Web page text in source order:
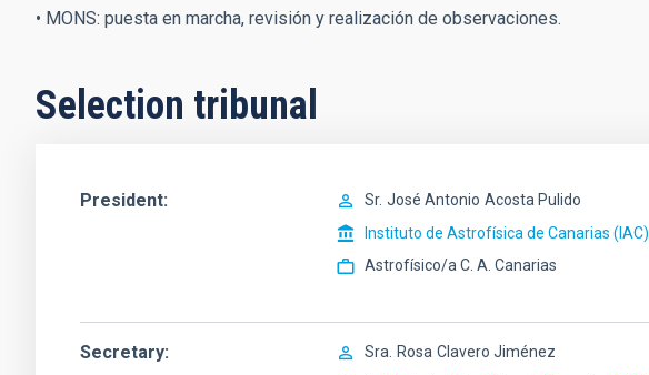
• MONS: puesta en marcha, revisión y realización de observaciones.
Selection tribunal
President Sr. José Antonio Acosta Pulido
Instituto de Astrofísica de Canarias (IAC)
Astrofísico/a C. A. Canarias
Secretary Sra. Rosa Clavero Jiménez